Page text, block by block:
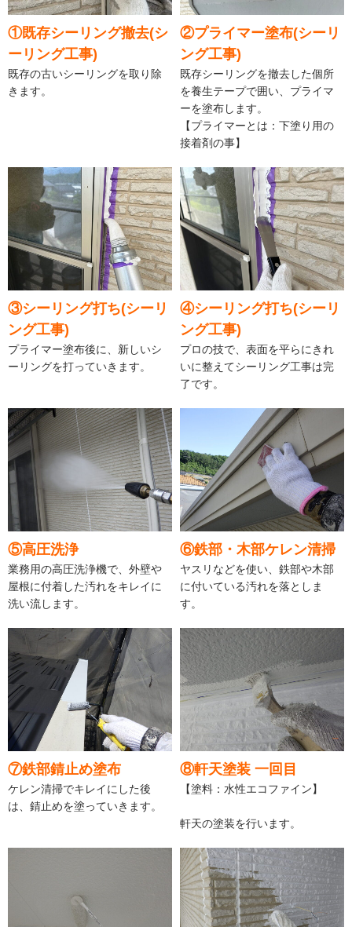
①既存シーリング撤去(シ
ーリング工事)
既存の古いシーリングを取り除
きます。
②プライマー塗布(シーリ
ング工事)
既存シーリングを撤去した個所
を養生テープで囲い、プライマ
ーを塗布します。
【プライマーとは：下塗り用の
接着剤の事】
③シーリング打ち(シーリ
ング工事)
プライマー塗布後に、新しいシ
ーリングを打っていきます。
④シーリング打ち(シーリ
ング工事)
プロの技で、表面を平らにきれ
いに整えてシーリング工事は完
了です。
⑤高圧洗浄
業務用の高圧洗浄機で、外壁や
屋根に付着した汚れをキレイに
洗い流します。
⑥鉄部・木部ケレン清掃
ヤスリなどを使い、鉄部や木部
に付いている汚れを落としま
す。
⑦鉄部錆止め塗布
ケレン清掃でキレイにした後
は、錆止めを塗っていきます。
⑧軒天塗装 一回目
【塗料：水性エコファイン】
軒天の塗装を行います。